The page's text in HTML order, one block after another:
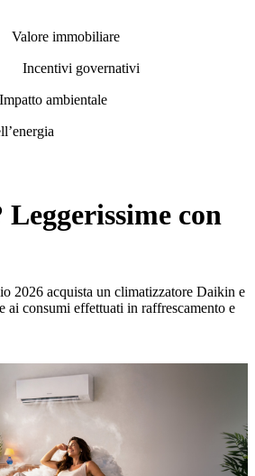
Valore immobiliare
Incentivi governativi
Impatto ambientale
con
2026 acquista un climatizzatore Daikin e
ai consumi effettuati in raffrescamento e